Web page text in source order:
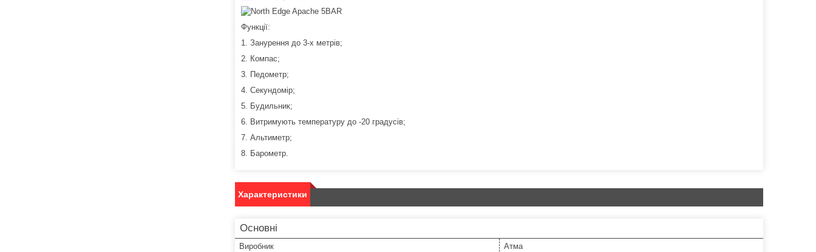
Функції:
1. Занурення до 3-х метрів;
2. Компас;
3. Педометр;
4. Секундомір;
5. Будильник;
6. Витримують температуру до -20 градусів;
7. Альтиметр;
8. Барометр.
Характеристики
Основні
Виробник
Атма